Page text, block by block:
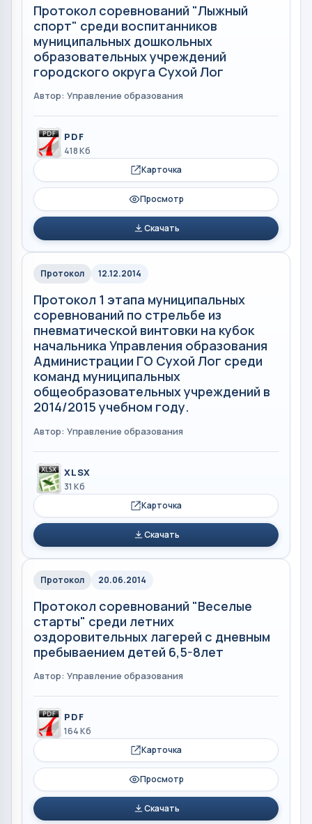
Протокол соревнований "Лыжный
спорт" среди воспитанников
муниципальных дошкольных
образовательных учреждений
городского округа Сухой Лог
Автор: Управление образования
PDF
418 Кб
Карточка
Просмотр
Скачать
Протокол 12.12.2014
Протокол 1 этапа муниципальных
соревнований по стрельбе из
пневматической винтовки на кубок
начальника Управления образования
Администрации ГО Сухой Лог среди
команд муниципальных
общеобразовательных учреждений в
2014/2015 учебном году.
Автор: Управление образования
XLSX
31 Кб
Карточка
Скачать
Протокол 20.06.2014
Протокол соревнований "Веселые
старты" среди летних
оздоровительных лагерей с дневным
пребываением детей 6,5-8лет
Автор: Управление образования
PDF
164 Кб
Карточка
Просмотр
Скачать